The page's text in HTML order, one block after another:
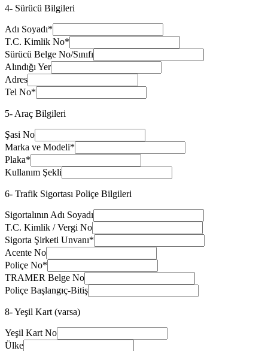
4- Sürücü Bilgileri
Adı Soyadı*
T.C. Kimlik No*
Sürücü Belge No/Sınıfı
Alındığı Yer
Adres
Tel No*
5- Araç Bilgileri
Şasi No
Marka ve Modeli*
Plaka*
Kullanım Şekli
6- Trafik Sigortası Poliçe Bilgileri
Sigortalının Adı Soyadı
T.C. Kimlik / Vergi No
Sigorta Şirketi Unvanı*
Acente No
Poliçe No*
TRAMER Belge No
Poliçe Başlangıç-Bitiş
8- Yeşil Kart (varsa)
Yeşil Kart No
Ülke